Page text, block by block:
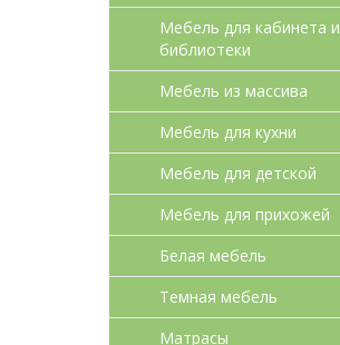
Мебель для кабинета и
библиотеки
Мебель из массива
Мебель для кухни
Мебель для детcкой
Мебель для прихожей
Белая мебель
Темная мебель
Матрасы